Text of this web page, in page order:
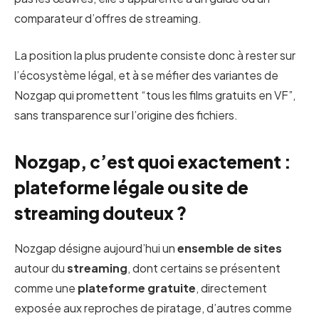
comparateur d’offres de streaming.
La position la plus prudente consiste donc à rester sur
l’écosystème légal, et à se méfier des variantes de
Nozgap qui promettent “tous les films gratuits en VF”,
sans transparence sur l’origine des fichiers.
Nozgap, c’est quoi exactement :
plateforme légale ou site de
streaming douteux ?
Nozgap désigne aujourd’hui unensemble de sites
autour dustreaming, dont certains se présentent
comme une plateforme gratuite, directement
exposée aux reproches de piratage, d’autres comme